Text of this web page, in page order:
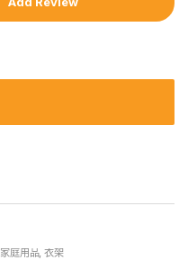
家庭用品,衣架